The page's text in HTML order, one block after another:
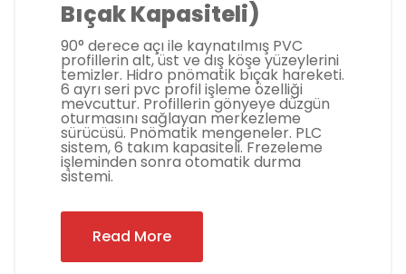
Bıçak Kapasiteli)
90° derece açı ile kaynatılmış PVC
profillerin alt, üst ve dış köşe yüzeylerini
temizler. Hidro pnömatik bıçak hareketi.
6 ayrı seri pvc profil işleme özelliği
mevcuttur. Profillerin gönyeye düzgün
oturmasını sağlayan merkezleme
sürücüsü. Pnömatik mengeneler. PLC
sistem, 6 takım kapasiteli. Frezeleme
işleminden sonra otomatik durma
sistemi.
Read More